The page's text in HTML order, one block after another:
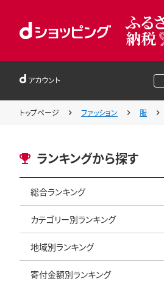
アカウント
トップページ ファッション 服
ランキングから探す
総合ランキング
カテゴリー別ランキング
地域別ランキング
寄付金額別ランキング